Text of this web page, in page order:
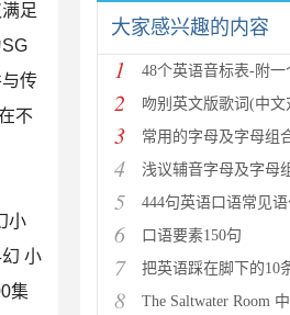
足
传
不
小
小
集
大家感兴趣的内容
1 48个英语音标表-附一个
2 吻别英文版歌词(中文
3 常用的字母及字母组
4 浅议辅音字母及字母组
5 444句英语口语常见语句 背下口
6 口语要素150句
7 把英语踩在脚下的10
8 The Saltwater Room